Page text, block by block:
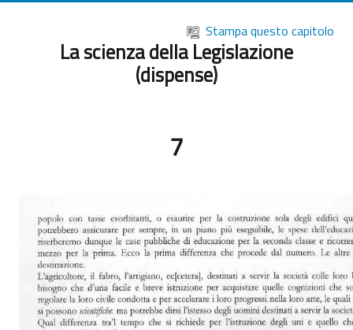
Vai al contenuto principale
Stampa questo capitolo
La scienza della Legislazione
(dispense)
7